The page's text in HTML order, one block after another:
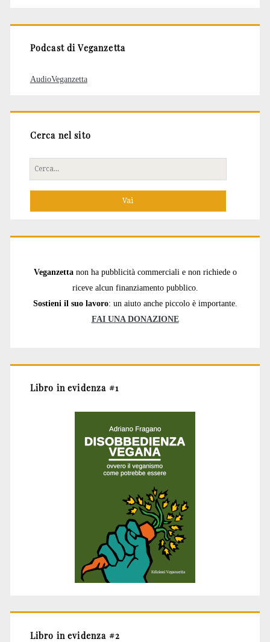
Podcast di Veganzetta
AudioVeganzetta
Cerca nel sito
Cerca
per:
Veganzetta non ha pubblicità commerciali e non richiede o
riceve alcun finanziamento pubblico.
Sostieni il suo lavoro: un aiuto anche piccolo è importante.
FAI UNA DONAZIONE
Libro in evidenza #1
Libro in evidenza #2